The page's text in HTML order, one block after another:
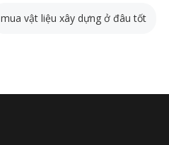
mua vật liệu xây dựng ở đâu tốt